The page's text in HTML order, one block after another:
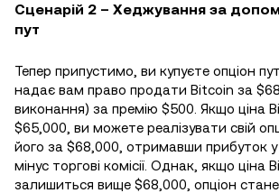
Сценарій 2 – Хеджування за
пут
Тепер припустимо, ви купуєте опціон
надає вам право продати Bitcoin за
виконання) за премію $500. Якщо ціна
$65,000, ви можете реалізувати свій
його за $68,000, отримавши прибуток у
мінус торгові комісії. Однак, якщо ціна
залишиться вище $68,000, опціон стане